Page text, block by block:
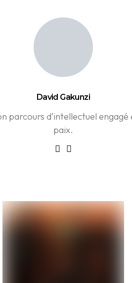
David Gakunzi
parcours d’intellectuel
paix.